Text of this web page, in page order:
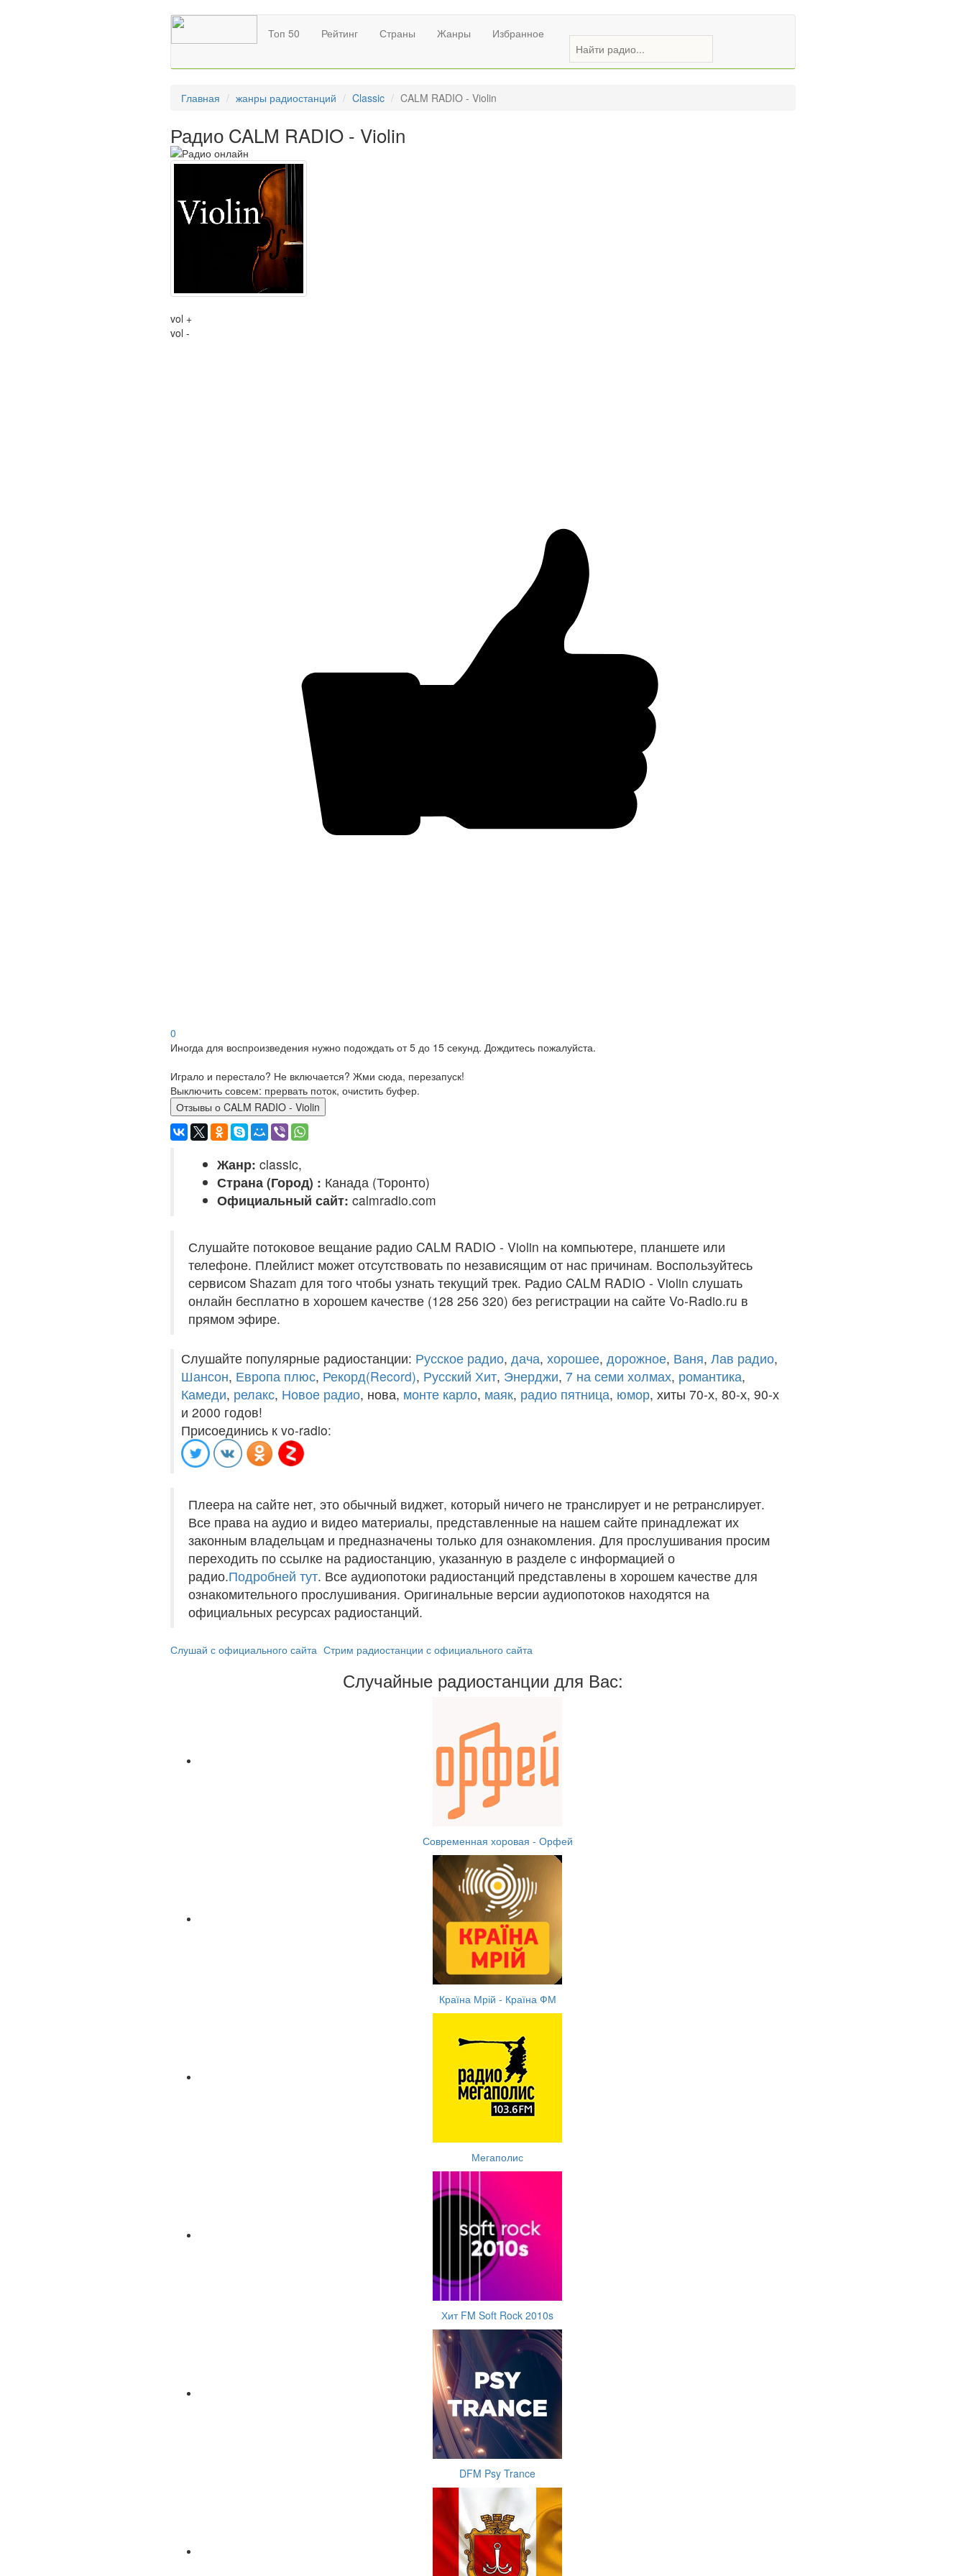
Топ 50 Рейтинг Страны Жанры Избранное
Главная жанры радиостанций Classic CALM RADIO - Violin
Радио CALM RADIO - Violin
vol +
vol -
0
Иногда для воспроизведения нужно подождать от 5 до 15 секунд. Дождитесь пожалуйста.
Играло и перестало? Не включается? Жми сюда, перезапуск!
Выключить совсем: прервать поток, очистить буфер.
Отзывы о CALM RADIO - Violin
Жанр: classic,
Страна (Город) : Канада (Торонто)
Официальный сайт: calmradio.com
Слушайте потоковое вещание радио CALM RADIO - Violin на компьютере, планшете или
телефоне. Плейлист может отсутствовать по независящим от нас причинам. Воспользуйтесь
сервисом Shazam для того чтобы узнать текущий трек. Радио CALM RADIO - Violin слушать
онлайн бесплатно в хорошем качестве (128 256 320) без регистрации на сайте Vo-Radio.ru в
прямом эфире.
Слушайте популярные радиостанции: Русское радио, дача, хорошее, дорожное, Ваня, Лав радио,
Шансон, Европа плюс, Рекорд(Record), Русский Хит, Энерджи, 7 на семи холмах, романтика,
Камеди, релакс, Новое радио, нова, монте карло, маяк, радио пятница, юмор, хиты 70-х, 80-х, 90-х
и 2000 годов!
Присоединись к vo-radio:
Плеера на сайте нет, это обычный виджет, который ничего не транслирует и не ретранслирует.
Все права на аудио и видео материалы, представленные на нашем сайте принадлежат их
законным владельцам и предназначены только для ознакомления. Для прослушивания просим
переходить по ссылке на радиостанцию, указанную в разделе с информацией о
радио.Подробней тут. Все аудиопотоки радиостанций представлены в хорошем качестве для
ознакомительного прослушивания. Оригинальные версии аудиопотоков находятся на
официальных ресурсах радиостанций.
Слушай с официального сайта Стрим радиостанции с официального сайта
Случайные радиостанции для Вас:
Современная хоровая - Орфей
Країна Мрій - Країна ФМ
Мегаполис
Хит FM Soft Rock 2010s
DFM Psy Trance